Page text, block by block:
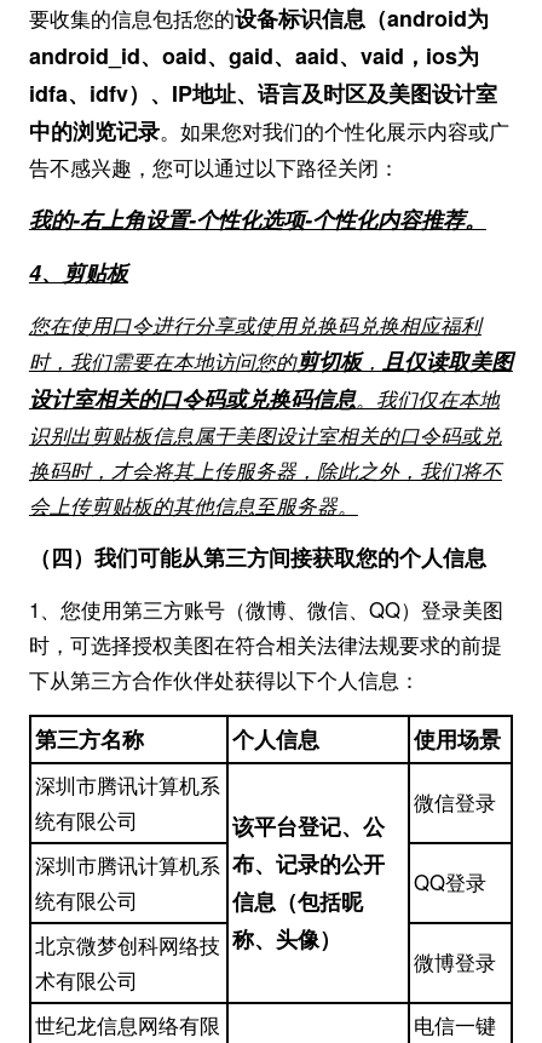
要收集的信息包括您的设备标识信息（android为
android_id、oaid、gaid、aaid、vaid，ios为
idfa、idfv） 、IP地址、语言及时区及美图设计室
中的浏览记录。如果您对我们的个性化展示内容或广
告不感兴趣，您可以通过以下路径关闭：
我的-右上角设置-个性化选项-个性化内容推荐。
4、剪贴板
您在使用口令进行分享或使用兑换码兑换相应福利
时，我们需要在本地访问您的剪切板， 且仅读取美图
设计室相关的口令码或兑换码信息。我们仅在本地
识别出剪贴板信息属于美图设计室相关的口令码或兑
换码时，才会将其上传服务器，除此之外，我们将不
会上传剪贴板的其他信息至服务器。
（四）我们可能从第三方间接获取您的个人信息
1、您使用第三方账号（微博、微信、QQ）登录美图
时，可选择授权美图在符合相关法律法规要求的前提
下从第三方合作伙伴处获得以下个人信息：
第三方名称 个人信息 使用场景
深圳市腾讯计算机系
统有限公司
该平台登记、公
布、记录的公开
信息（包括昵
称、头像）
微信登录
深圳市腾讯计算机系
统有限公司
QQ登录
北京微梦创科网络技
术有限公司
微博登录
世纪龙信息网络有限
电信一键